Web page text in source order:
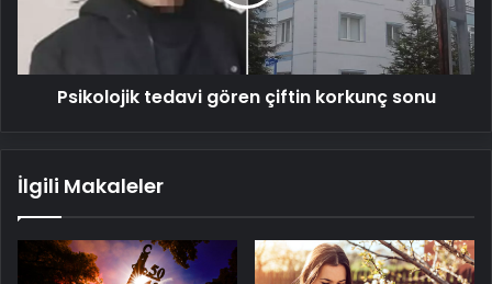
Psikolojik tedavi gören çiftin korkunç sonu
İlgili Makaleler